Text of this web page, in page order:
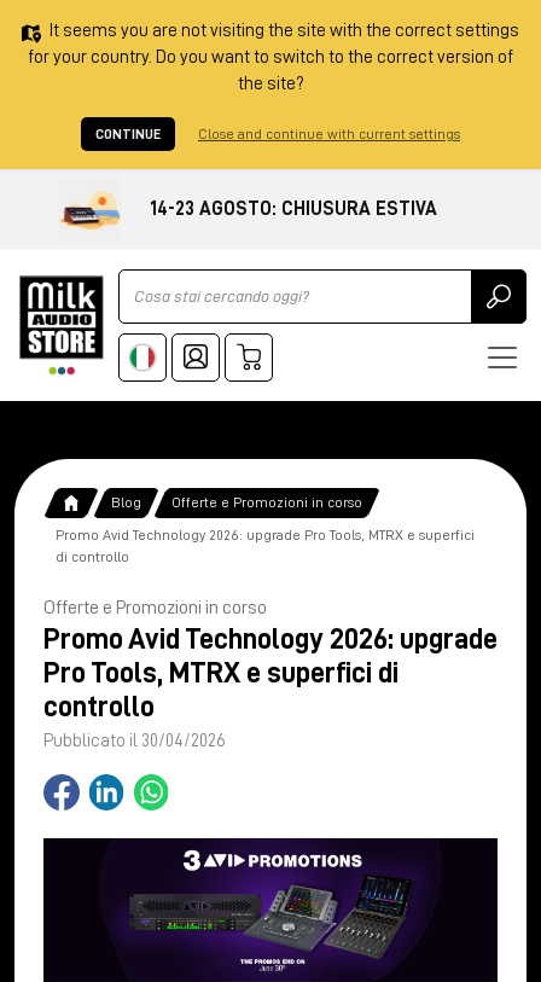
It seems you are not visiting the site with the correct settings
for your country. Do you want to switch to the correct version of
the site?
CONTINUE Close and continue with current settings
14-23 AGOSTO: CHIUSURA ESTIVA
Ricerca
Blog Offerte e Promozioni in corso
Promo Avid Technology 2026: upgrade Pro Tools, MTRX e superfici
di controllo
Offerte e Promozioni in corso
Promo Avid Technology 2026: upgrade
Pro Tools, MTRX e superfici di
controllo
Pubblicato il 30/04/2026